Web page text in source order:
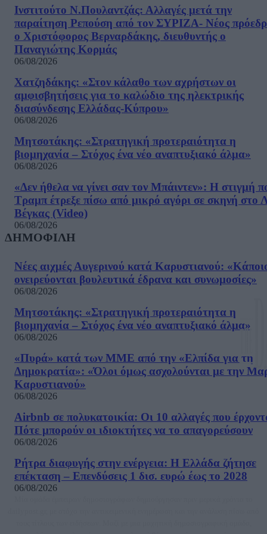
Ινστιτούτο Ν.Πουλαντζάς: Αλλαγές μετά την
παραίτηση Ρεπούση από τον ΣΥΡΙΖΑ- Νέος
ο Χριστόφορος Βερναρδάκης, διευθυντής ο
Παναγιώτης Κορμάς
06/08/2026
Χατζηδάκης: «Στον κάλαθο των αχρήστων οι
αμφισβητήσεις για το καλώδιο της ηλεκτρικής
διασύνδεσης Ελλάδας-Κύπρου»
06/08/2026
Μητσοτάκης: «Στρατηγική προτεραιότητα η
βιομηχανία – Στόχος ένα νέο αναπτυξιακό άλμα»
06/08/2026
«Δεν ήθελα να γίνει σαν τον Μπάιντεν»: Η στιγμή
Τραμπ έτρεξε πίσω από μικρό αγόρι σε σκηνή στο
Βέγκας (Video)
06/08/2026
ΔΗΜΟΦΙΛΗ
Νέες αιχμές Αυγερινού κατά Καρυστιανού:
ονειρεύονται βουλευτικά έδρανα και συνωμοσίες»
06/08/2026
Μητσοτάκης: «Στρατηγική προτεραιότητα η
βιομηχανία – Στόχος ένα νέο αναπτυξιακό άλμα»
06/08/2026
«Πυρά» κατά των ΜΜΕ από την «Ελπίδα για τη
Δημοκρατία»: «Όλοι όμως ασχολούνται με την
Καρυστιανού»
06/08/2026
Airbnb σε πολυκατοικία: Οι 10 αλλαγές που
Πότε μπορούν οι ιδιοκτήτες να το απαγορεύσουν
06/08/2026
Ρήτρα διαφυγής στην ενέργεια: Η Ελλάδα ζήτησε
επέκταση – Επενδύσεις 1 δισ. ευρώ έως το 2028
06/08/2026